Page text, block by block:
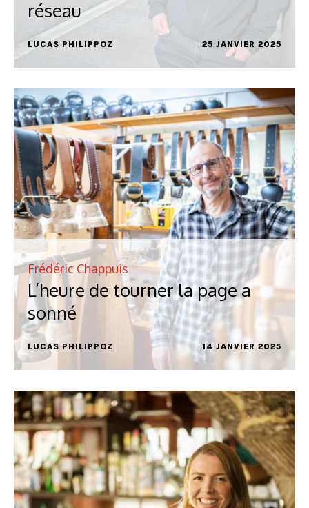
réseau
LUCAS PHILIPPOZ 25 JANVIER 2025
Frédéric Chappuis
L’heure de tourner la page a
sonné
LUCAS PHILIPPOZ 14 JANVIER 2025